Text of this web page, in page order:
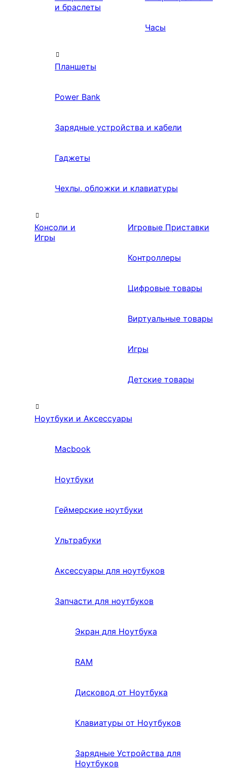
и браслеты
Часы
Планшеты
Power Bank
Зарядные устройства и кабели
Гаджеты
Чехлы, обложки и клавиатуры
Консоли и
Игры
Игровые Приставки
Контроллеры
Цифровые товары
Виртуальные товары
Игры
Детские товары
Ноутбуки и Аксессуары
Macbook
Ноутбуки
Геймерские ноутбуки
Ультрабуки
Аксессуары для ноутбуков
Запчасти для ноутбуков
Экран для Ноутбука
RAM
Дисковод от Ноутбука
Клавиатуры от Ноутбуков
Зарядные Устройства для
Ноутбуков